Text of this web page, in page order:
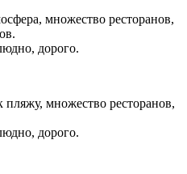
множество ресторанов,
дорого.
множество ресторанов,
дорого.